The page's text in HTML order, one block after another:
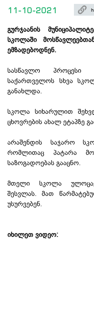
11-10-2021
გურჯაანის
სკოლაში
ემზადებოდნენ.
სასწავლო პროცესი
საქართველოს სხვა
განახლდა.
სკოლა სიხარულით
ცხოვრების ახალ ეტაპზე
არაშენდის საჯარო
რომლითაც პატარა
საზოგადოებას გააცნო.
მთელი სკოლა
შესვლას. მათ
უსურვებენ.
იხილეთ ვიდეო: